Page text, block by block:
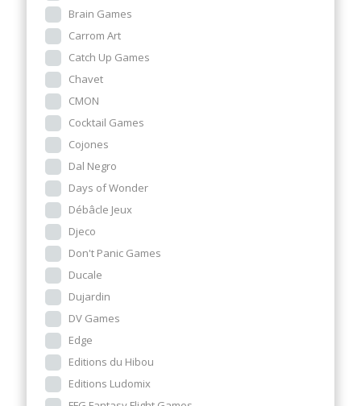
Brain Games
Carrom Art
Catch Up Games
Chavet
CMON
Cocktail Games
Cojones
Dal Negro
Days of Wonder
Débâcle Jeux
Djeco
Don't Panic Games
Ducale
Dujardin
DV Games
Edge
Editions du Hibou
Editions Ludomix